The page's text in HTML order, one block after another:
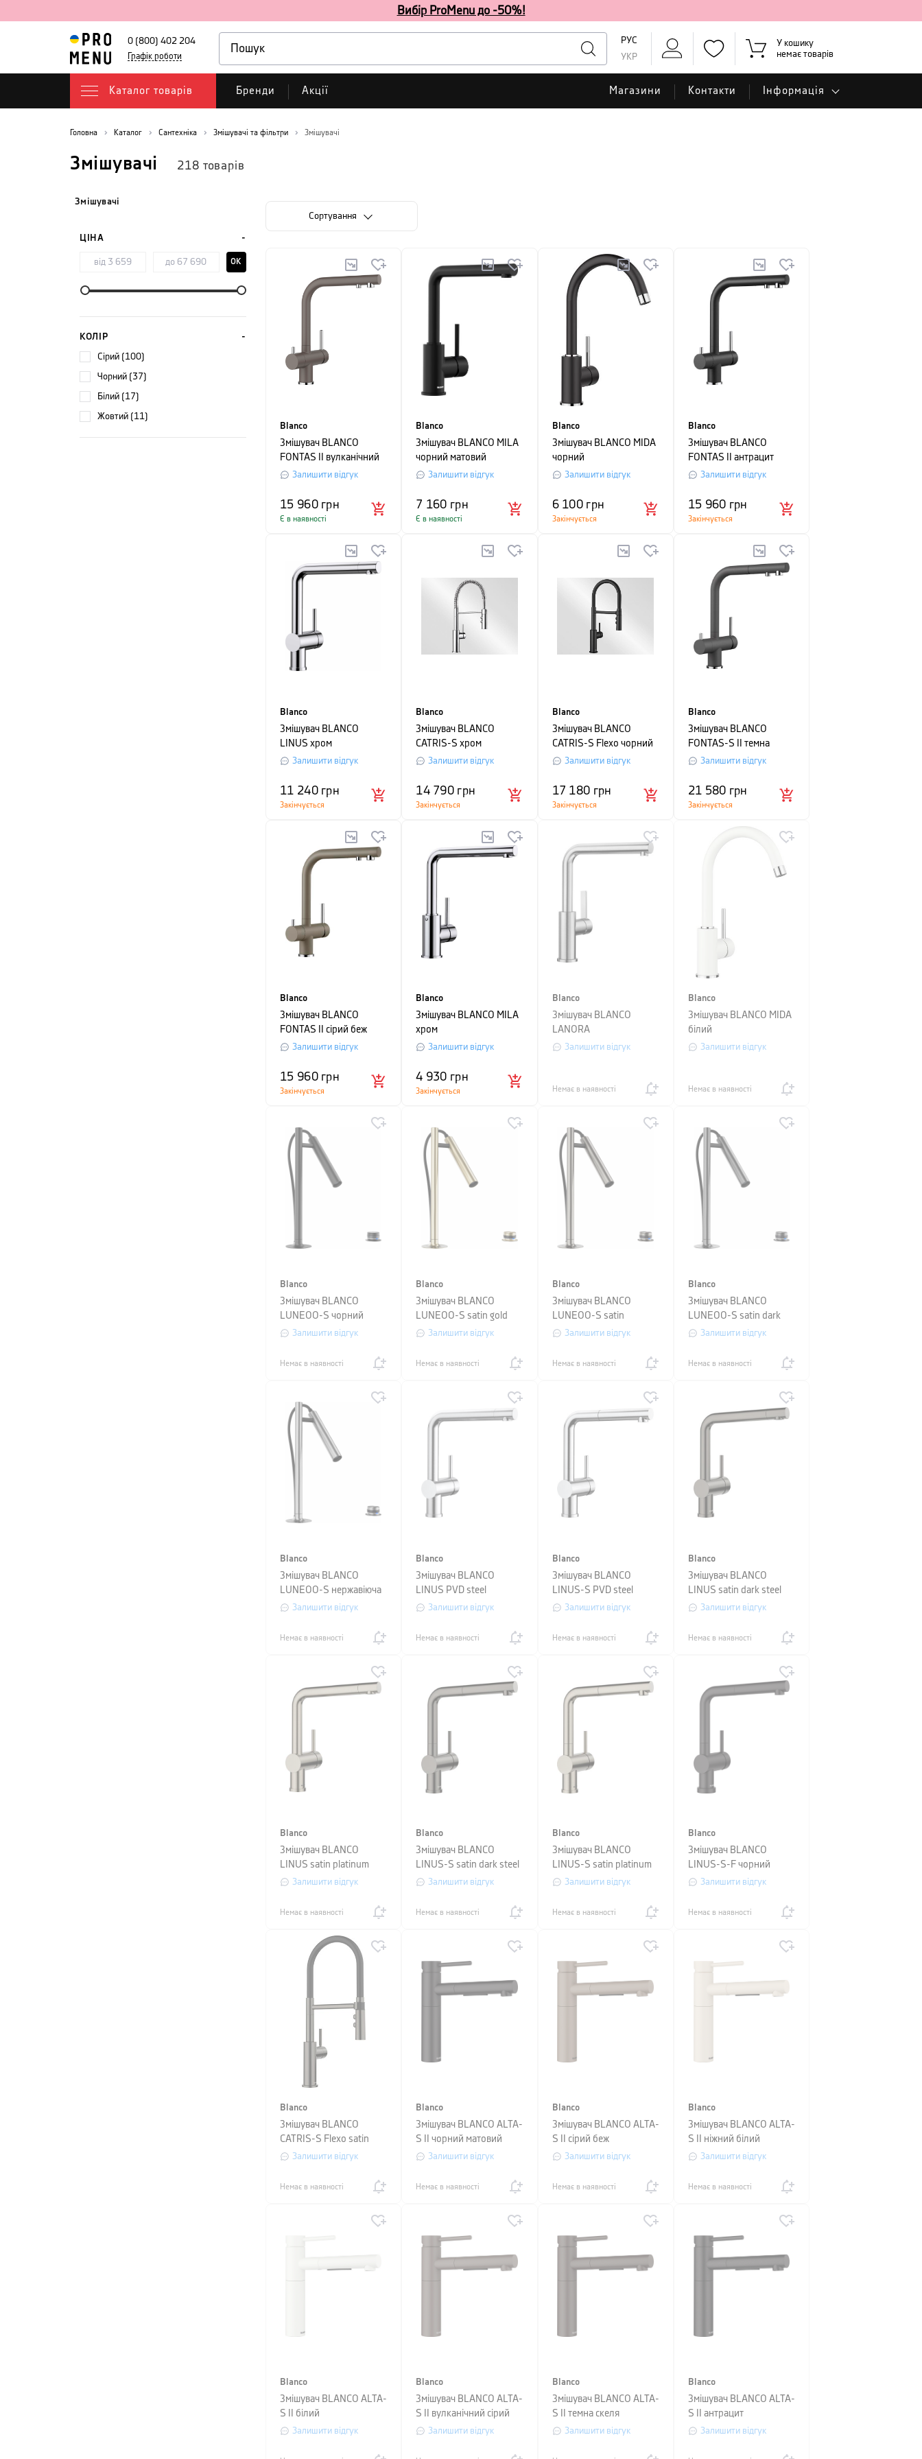
Вибір ProMenu до -50%!
0 (800) 402 204
Графік роботи
РУС
УКР
У кошику
немає товарів
Каталог товарів Бренди Акції Магазини Контакти Інформація
Головна Каталог Сантехніка Змішувачі та фільтри Змішувачі
Змішувачі 218 товарів
Змішувачі
ЦІНА
OK
КОЛІР
сірий (100)
чорний (37)
білий (17)
жовтий (11)
Сортування
Blanco
Змішувач BLANCO
FONTAS II вулканічний
сірийЗалишити відгук
15 960грн
Є в наявності
Blanco
Змішувач BLANCO MILA
чорний матовий
Залишити відгук
7 160 грн
Є в наявності
Blanco
Змішувач BLANCO MIDA
чорний
Залишити відгук
6 100 грн
Закінчується
Blanco
Змішувач BLANCO
FONTAS II антрацит
Залишити відгук
15 960 грн
Закінчується
Blanco
Змішувач BLANCO
LINUS хром
Залишити відгук
11 240грн
Закінчується
Blanco
Змішувач BLANCO
CATRIS-S хром
Залишити відгук
14 790 грн
Закінчується
Blanco
Змішувач BLANCO
CATRIS-S Flexo чорний
матовий
Залишити відгук
17 180 грн
Закінчується
Blanco
Змішувач BLANCO
FONTAS-S II темна
скеляЗалишити відгук
21 580 грн
Закінчується
Blanco
Змішувач BLANCO
FONTAS II сірий беж
Залишити відгук
15 960грн
Закінчується
Blanco
Змішувач BLANCO MILA
хром
Залишити відгук
4 930 грн
Закінчується
Blanco
Змішувач BLANCO
LANORA
Залишити відгук
Немає в наявності
Blanco
Змішувач BLANCO MIDA
білий
Залишити відгук
Немає в наявності
Blanco
Змішувач BLANCO
LUNEOO-S чорний
матовий
Залишити відгук
Немає в наявності
Blanco
Змішувач BLANCO
LUNEOO-S satin gold
Залишити відгук
Немає в наявності
Blanco
Змішувач BLANCO
LUNEOO-S satin
platinum
Залишити відгук
Немає в наявності
Blanco
Змішувач BLANCO
LUNEOO-S satin dark
steelЗалишити відгук
Немає в наявності
Blanco
Змішувач BLANCO
LUNEOO-S нержавіюча
стальЗалишити відгук
Немає в наявності
Blanco
Змішувач BLANCO
LINUS PVD steel
Залишити відгук
Немає в наявності
Blanco
Змішувач BLANCO
LINUS-S PVD steel
Залишити відгук
Немає в наявності
Blanco
Змішувач BLANCO
LINUS satin dark steel
Залишити відгук
Немає в наявності
Blanco
Змішувач BLANCO
LINUS satin platinum
Залишити відгук
Немає в наявності
Blanco
Змішувач BLANCO
LINUS-S satin dark steel
Залишити відгук
Немає в наявності
Blanco
Змішувач BLANCO
LINUS-S satin platinum
Залишити відгук
Немає в наявності
Blanco
Змішувач BLANCO
LINUS-S-F чорний
матовий
Залишити відгук
Немає в наявності
Blanco
Змішувач BLANCO
CATRIS-S Flexo satin
dark steel
Залишити відгук
Немає в наявності
Blanco
Змішувач BLANCO ALTA-
S II чорний матовий
Залишити відгук
Немає в наявності
Blanco
Змішувач BLANCO ALTA-
S II сірий беж
Залишити відгук
Немає в наявності
Blanco
Змішувач BLANCO ALTA-
S II ніжний білий
Залишити відгук
Немає в наявності
Blanco
Змішувач BLANCO ALTA-
S II білий
Залишити відгук
Blanco
Змішувач BLANCO ALTA-
S II вулканічний сірий
Залишити відгук
Blanco
Змішувач BLANCO ALTA-
S II темна скеля
Залишити відгук
Blanco
Змішувач BLANCO ALTA-
S II антрацит
Залишити відгук